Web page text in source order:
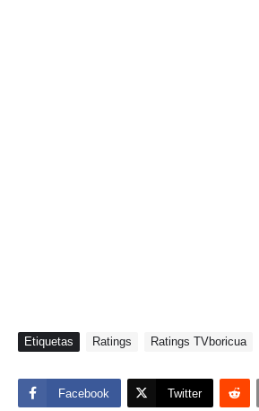
Etiquetas Ratings Ratings TVboricua
Facebook Twitter